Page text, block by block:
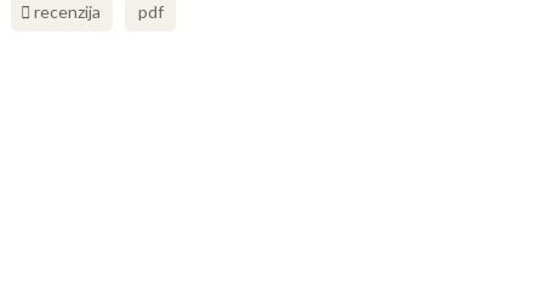
recenzija pdf